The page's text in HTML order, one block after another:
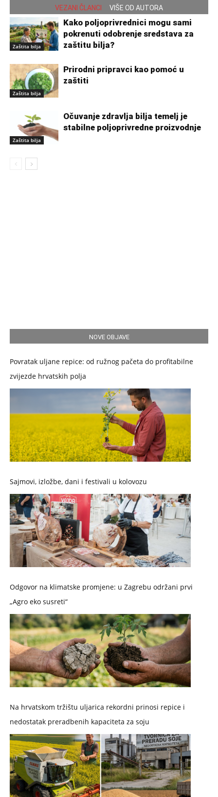
VEZANI ČLANCI VIŠE OD AUTORA
Zaštita bilja
Kako poljoprivrednici mogu sami
pokrenuti odobrenje sredstava za
zaštitu bilja?
Zaštita bilja
Prirodni pripravci kao pomoć u
zaštiti
Zaštita bilja
Očuvanje zdravlja bilja temelj je
stabilne poljoprivredne proizvodnje
NOVE OBJAVE
Povratak uljane repice: od ružnog pačeta do profitabilne
zvijezde hrvatskih polja
Sajmovi, izložbe, dani i festivali u kolovozu
Odgovor na klimatske promjene: u Zagrebu održani prvi
„Agro eko susreti“
Na hrvatskom tržištu uljarica rekordni prinosi repice i
nedostatak preradbenih kapaciteta za soju